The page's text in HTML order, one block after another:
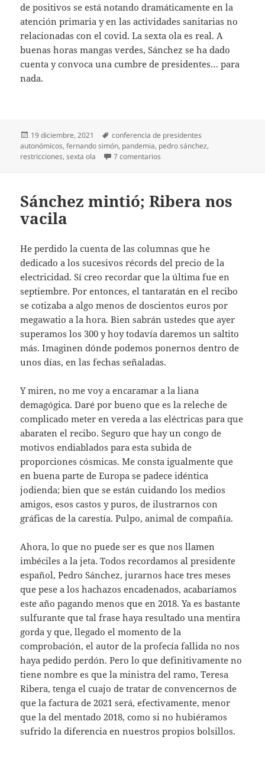
de positivos se está notando dramáticamente en la
atención primaria y en las actividades sanitarias no
relacionadas con el covid. La sexta ola es real. A
buenas horas mangas verdes, Sánchez se ha dado
cuenta y convoca una cumbre de presidentes… para
nada.
Publicado
el
19 diciembre, 2021 Etiquetas
conferencia de presidentes
autonómicos,fernando simón, pandemia, pedro sánchez,
restricciones,sexta ola 7 comentarios
Sánchez mintió; Ribera nos
vacila
He perdido la cuenta de las columnas que he
dedicado a los sucesivos récords del precio de la
electricidad. Sí creo recordar que la última fue en
septiembre. Por entonces, el tantaratán en el recibo
se cotizaba a algo menos de doscientos euros por
megawatio a la hora. Bien sabrán ustedes que ayer
superamos los 300 y hoy todavía daremos un saltito
más. Imaginen dónde podemos ponernos dentro de
unos días, en las fechas señaladas.
Y miren, no me voy a encaramar a la liana
demagógica. Daré por bueno que es la releche de
complicado meter en vereda a las eléctricas para que
abaraten el recibo. Seguro que hay un congo de
motivos endiablados para esta subida de
proporciones cósmicas. Me consta igualmente que
en buena parte de Europa se padece idéntica
jodienda; bien que se están cuidando los medios
amigos, esos castos y puros, de ilustrarnos con
gráficas de la carestía. Pulpo, animal de compañía.
Ahora, lo que no puede ser es que nos llamen
imbéciles a la jeta. Todos recordamos al presidente
español, Pedro Sánchez, jurarnos hace tres meses
que pese a los hachazos encadenados, acabaríamos
este año pagando menos que en 2018. Ya es bastante
sulfurante que tal frase haya resultado una mentira
gorda y que, llegado el momento de la
comprobación, el autor de la profecía fallida no nos
haya pedido perdón. Pero lo que definitivamente no
tiene nombre es que la ministra del ramo, Teresa
Ribera, tenga el cuajo de tratar de convencernos de
que la factura de 2021 será, efectivamente, menor
que la del mentado 2018, como si no hubiéramos
sufrido la diferencia en nuestros propios bolsillos.